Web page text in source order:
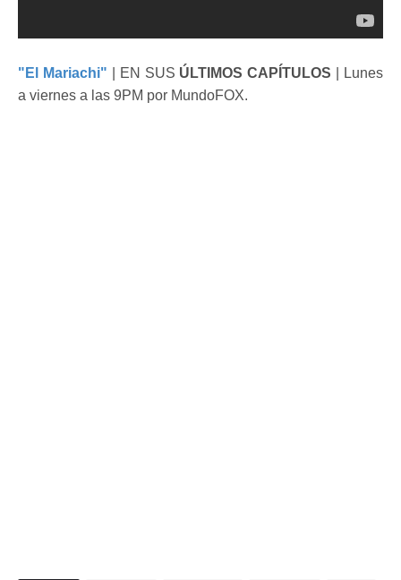
"El Mariachi" | EN SUS ÚLTIMOS CAPÍTULOS | Lunes
a viernes a las 9PM por MundoFOX.